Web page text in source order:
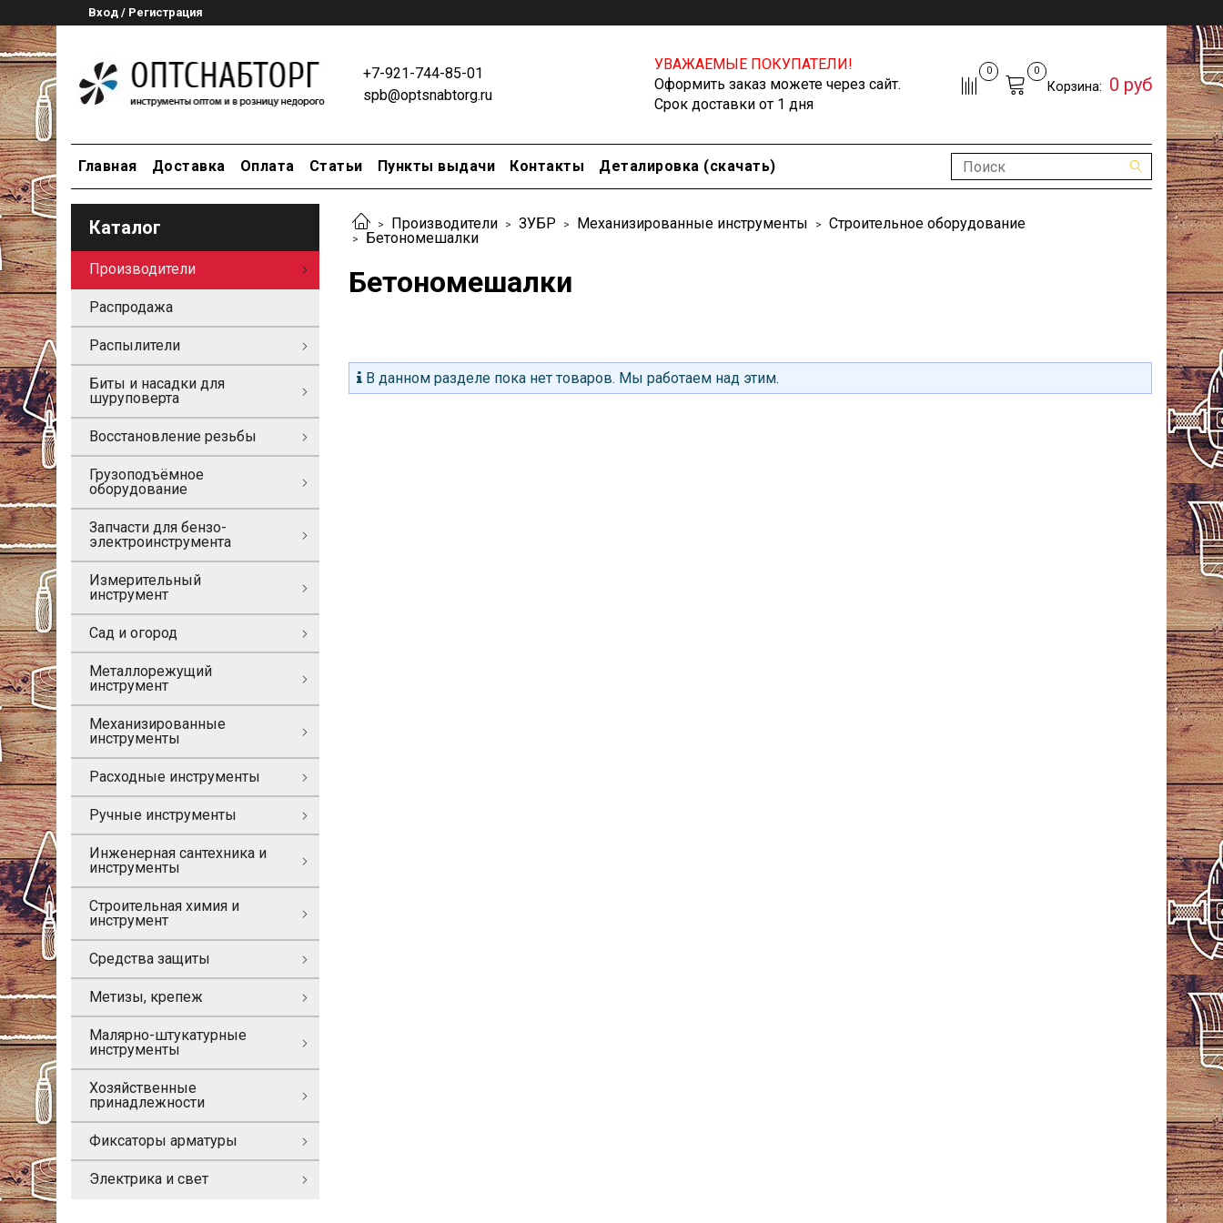
Вход / Регистрация
+7-921-744-85-01
spb@optsnabtorg.ru
УВАЖАЕМЫЕ ПОКУПАТЕЛИ!
Оформить заказ можете через сайт.
Срок доставки от 1 дня
0 0
Корзина: 0 руб
Главная Доставка Оплата Статьи Пункты выдачи Контакты Деталировка (скачать)
Производители ЗУБР Механизированные инструменты
Строительное оборудование
Бетономешалки
Бетономешалки
В данном разделе пока нет товаров. Мы работаем над этим.
Каталог
Производители
Распродажа
Распылители
Биты и насадки для
шуруповерта
Восстановление резьбы
Грузоподъёмное
оборудование
Запчасти для бензо-
электроинструмента
Измерительный
инструмент
Сад и огород
Металлорежущий
инструмент
Механизированные
инструменты
Расходные инструменты
Ручные инструменты
Инженерная сантехника и
инструменты
Строительная химия и
инструмент
Средства защиты
Метизы, крепеж
Малярно-штукатурные
инструменты
Хозяйственные
принадлежности
Фиксаторы арматуры
Электрика и свет